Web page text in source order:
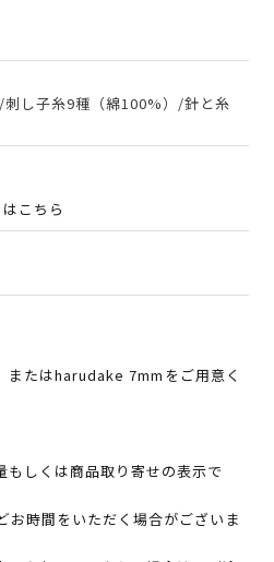
し子糸9種（綿100%）/針と糸
こちら
たはharudake 7mmをご用意く
しくは商品取り寄せの表示で
お時間をいただく場合がございま